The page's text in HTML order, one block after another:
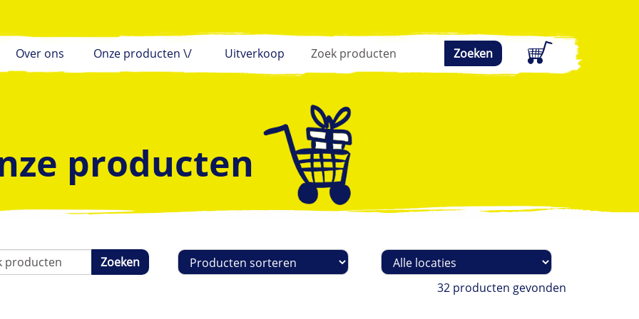
Over ons Onze producten \/ Uitverkoop Zoeken
producten
Zoeken Sorteren
Filteren
op
32 producten gevonden